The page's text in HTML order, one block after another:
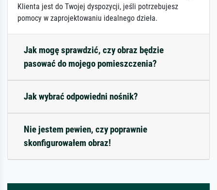
Klienta jest do Twojej dyspozycji, jeśli potrzebujesz
pomocy w zaprojektowaniu idealnego dzieła.
Jak mogę sprawdzić, czy obraz będzie
pasować do mojego pomieszczenia?
Jak wybrać odpowiedni nośnik?
Nie jestem pewien, czy poprawnie
skonfigurowałem obraz!